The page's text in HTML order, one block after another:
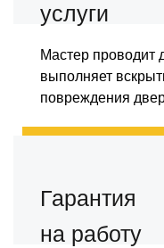
услуги
Мастер проводит
выполняет
повреждения
Гарантия
на работу